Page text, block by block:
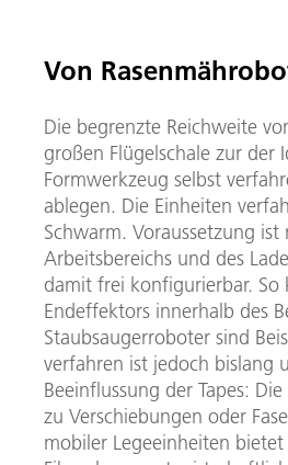
Von
Die begrenzte Reichweite
großen Flügelschale zur
Formwerkzeug selbst
ablegen. Die Einheiten
Schwarm. Voraussetzung
Arbeitsbereichs und des
damit frei konfigurierbar. So
Endeffektors innerhalb des
Staubsaugerroboter sind
verfahren ist jedoch bislang
Beeinflussung der Tapes:
zu Verschiebungen oder
mobiler Legeeinheiten